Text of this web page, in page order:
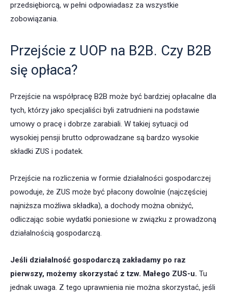
przedsiębiorcą, w pełni odpowiadasz za wszystkie
zobowiązania.
Przejście z UOP na B2B. Czy B2B
się opłaca?
Przejście na współpracę B2B może być bardziej opłacalne dla
tych, którzy jako specjaliści byli zatrudnieni na podstawie
umowy o pracę i dobrze zarabiali. W takiej sytuacji od
wysokiej pensji brutto odprowadzane są bardzo wysokie
składki ZUS i podatek.
Przejście na rozliczenia w formie działalności gospodarczej
powoduje, że ZUS może być płacony dowolnie (najczęściej
najniższa możliwa składka), a dochody można obniżyć,
odliczając sobie wydatki poniesione w związku z prowadzoną
działalnością gospodarczą.
Jeśli działalność gospodarczą zakładamy po raz
pierwszy, możemy skorzystać z tzw. Małego ZUS-u. Tu
jednak uwaga. Z tego uprawnienia nie można skorzystać, jeśli